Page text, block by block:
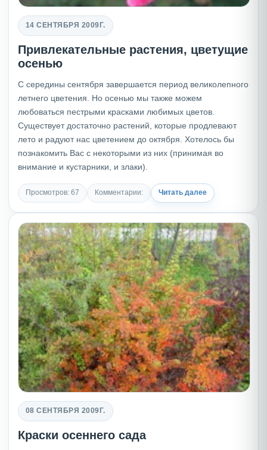
14 СЕНТЯБРЯ 2009Г.
Привлекательные растения, цветущие
осенью
С середины сентября завершается период великолепного
летнего цветения. Но осенью мы также можем
любоваться пестрыми красками любимых цветов.
Существует достаточно растений, которые продлевают
лето и радуют нас цветением до октября. Хотелось бы
познакомить Вас с некоторыми из них (принимая во
внимание и кустарники, и злаки).
Просмотров: 67 Комментарии: Читать далее
08 СЕНТЯБРЯ 2009Г.
Краски осеннего сада